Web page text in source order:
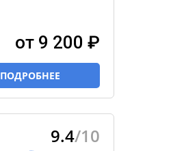
от 9 200 ₽
ПОДРОБНЕЕ
9.4/10